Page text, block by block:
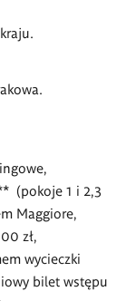
(pokoje 1 i 2,3
Maggiore,
zł,
wycieczki
bilet wstępu